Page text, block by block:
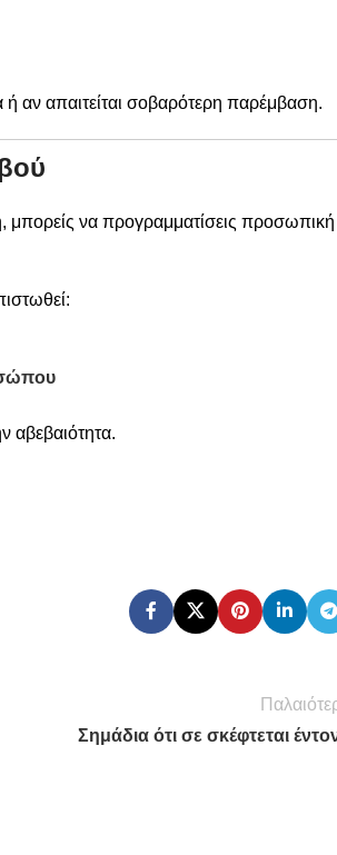
ή αν απαιτείται σοβαρότερη παρέμβαση.
μπορείς να προγραμματίσεις προσωπική
αβεβαιότητα.
Σημάδια ότι σε σκέφτεται